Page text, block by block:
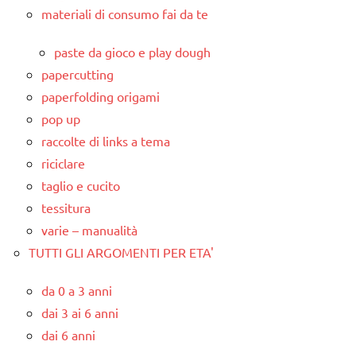
materiali di consumo fai da te
paste da gioco e play dough
papercutting
paperfolding origami
pop up
raccolte di links a tema
riciclare
taglio e cucito
tessitura
varie – manualità
TUTTI GLI ARGOMENTI PER ETA'
da 0 a 3 anni
dai 3 ai 6 anni
dai 6 anni